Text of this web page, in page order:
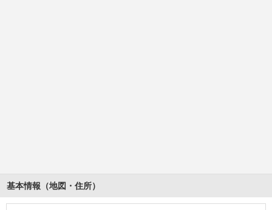
基本情報（地図・住所）